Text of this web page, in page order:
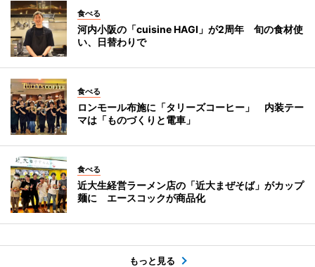
食べる
河内小阪の「cuisine HAGI」が2周年 旬の食材使
い、日替わりで
食べる
ロンモール布施に「タリーズコーヒー」 内装テー
マは「ものづくりと電車」
食べる
近大生経営ラーメン店の「近大まぜそば」がカップ
麺に エースコックが商品化
もっと見る